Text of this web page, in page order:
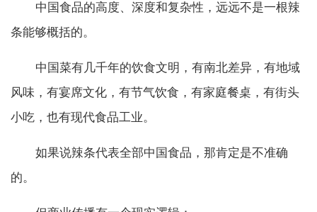
中国食品的高度、深度和复杂性，远远不是一根辣
条能够概括的。
中国菜有几千年的饮食文明，有南北差异，有地域
风味，有宴席文化，有节气饮食，有家庭餐桌，有街头
小吃，也有现代食品工业。
如果说辣条代表全部中国食品，那肯定是不准确
的。